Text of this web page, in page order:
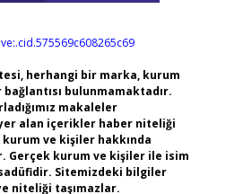
herhangi bir marka, kurum
bulunmamaktadır.
makaleler
alan içerikler haber niteliği
ve kişiler hakkında
Gerçek kurum ve kişiler ile isim
Sitemizdeki bilgiler
niteliği taşımazlar.